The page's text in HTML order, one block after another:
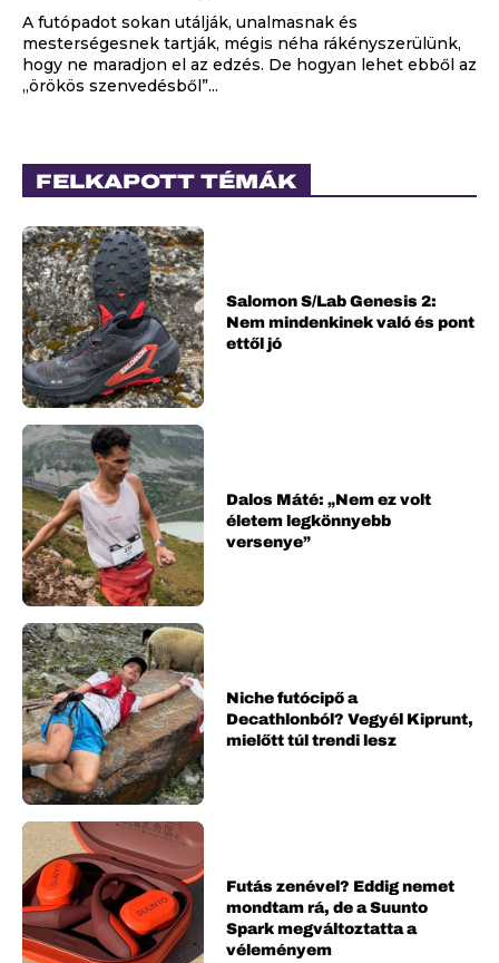
A futópadot sokan utálják, unalmasnak és
mesterségesnek tartják, mégis néha rákényszerülünk,
hogy ne maradjon el az edzés. De hogyan lehet ebből az
„örökös szenvedésből”...
FELKAPOTT TÉMÁK
Salomon S/Lab Genesis 2:
Nem mindenkinek való és pont
ettől jó
Dalos Máté: „Nem ez volt
életem legkönnyebb
versenye”
Niche futócipő a
Decathlonból? Vegyél Kiprunt,
mielőtt túl trendi lesz
Futás zenével? Eddig nemet
mondtam rá, de a Suunto
Spark megváltoztatta a
véleményem